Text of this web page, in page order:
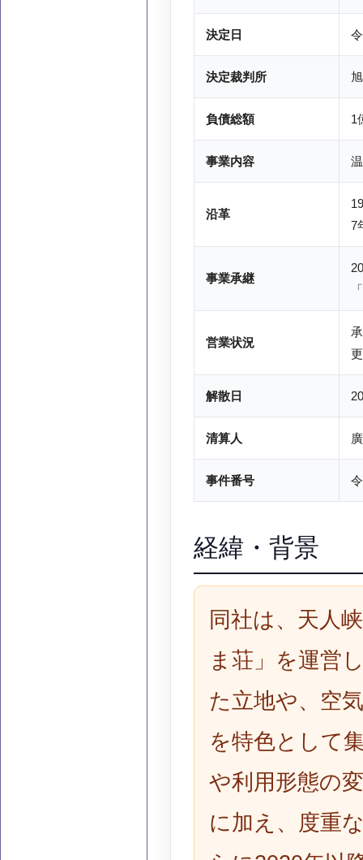
決定日
決定裁判所
負債総額 1
事業内容
沿革
7
事業承継
営業状況
解散日
清算人
事件番号
経緯・背景
同社は、天人
ま荘」を運営
た立地や、空
を特色として
や利用形態の
に加え、度重